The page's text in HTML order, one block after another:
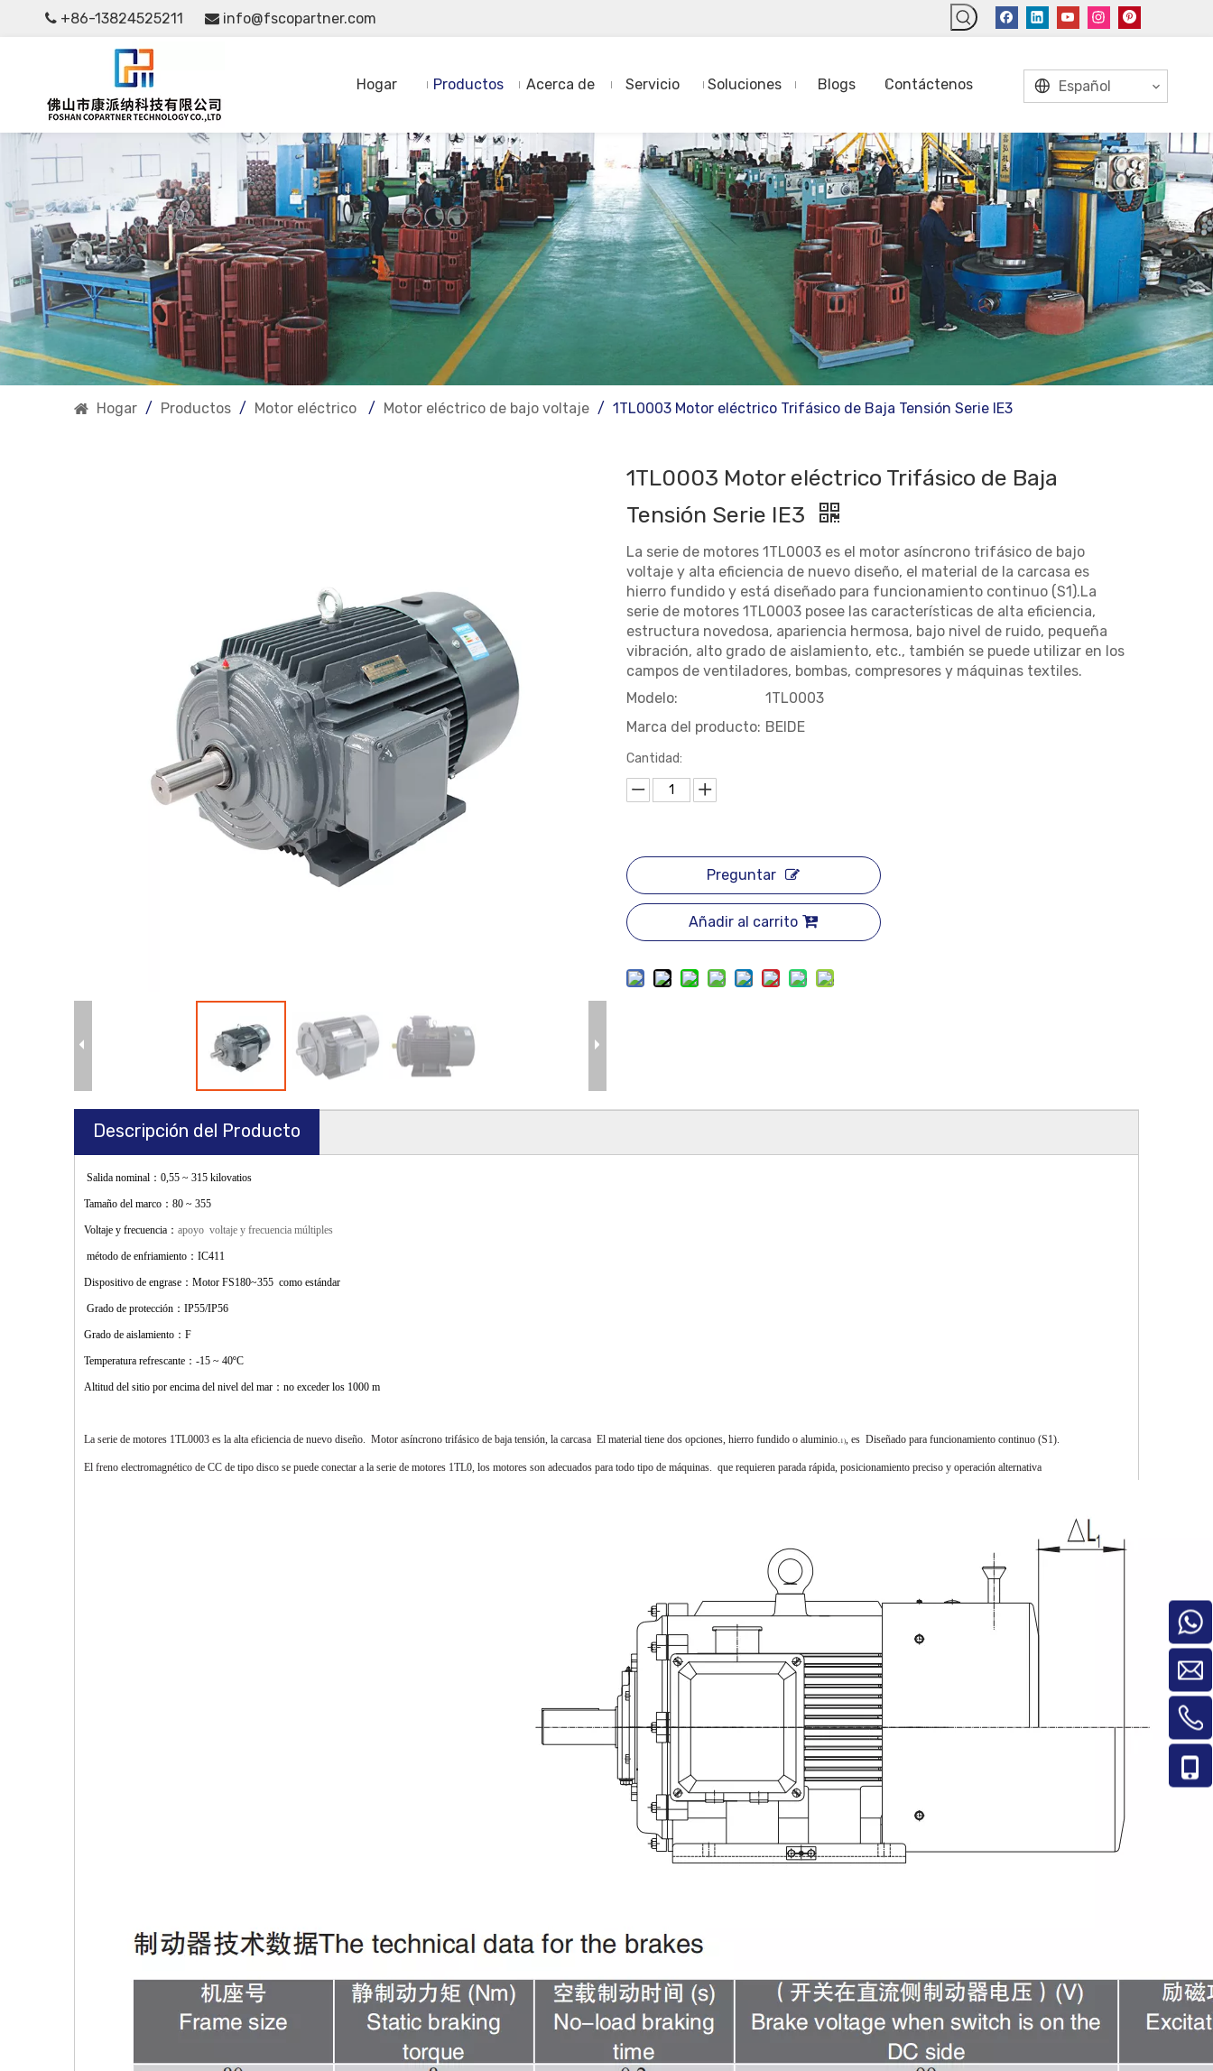
 +86-13824525211  info@fscopartner.com
Hogar Productos Acerca de Servicio Soluciones Blogs Contáctenos Español
Hogar / Productos / Motor eléctrico / Motor eléctrico de bajo voltaje / 1TL0003 Motor eléctrico Trifásico de Baja Tensión Serie IE3
1TL0003 Motor eléctrico Trifásico de Baja
Tensión Serie IE3
La serie de motores 1TL0003 es el motor asíncrono trifásico de bajo
voltaje y alta eficiencia de nuevo diseño, el material de la carcasa es
hierro fundido y está diseñado para funcionamiento continuo (S1).La
serie de motores 1TL0003 posee las características de alta eficiencia,
estructura novedosa, apariencia hermosa, bajo nivel de ruido, pequeña
vibración, alto grado de aislamiento, etc., también se puede utilizar en los
campos de ventiladores, bombas, compresores y máquinas textiles.
Modelo:
1TL0003
Marca del producto: BEIDE
Cantidad:
Preguntar
Añadir al carrito
Descripción del Producto
Salida nominal ： 0,55 ~ 315 kilovatios
Tamaño del marco ： 80 ~ 355
Voltaje y frecuencia ： apoyo voltaje y frecuencia múltiples
método de enfriamiento ： IC411
Dispositivo de engrase ： Motor FS180~355 como estándar
Grado de protección ： IP55/IP56
Grado de aislamiento ： F
Temperatura refrescante ： -15 ~ 40ºC
Altitud del sitio por encima del nivel del mar ： no exceder los 1000 m
La serie de motores 1TL0003 es la alta eficiencia de nuevo diseño. Motor asíncrono trifásico de baja tensión, la carcasa El material tiene dos opciones, hierro fundido o aluminio. 1), es Diseñado para funcionamiento continuo (S1).
El freno electromagnético de CC de tipo disco se puede conectar a la serie de motores 1TL0, los motores son adecuados para todo tipo de máquinas. que requieren parada rápida, posicionamiento preciso y operación alternativa